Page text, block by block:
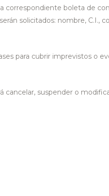
correspondiente boleta de
solicitados: nombre, C.I.,
para cubrir imprevistos o
cancelar, suspender o